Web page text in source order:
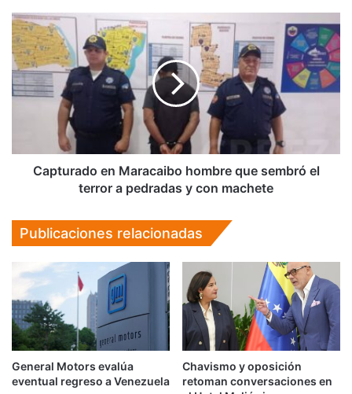
el
mundo
fuman
cigarrillos
electrónicos
Capturado
en
Maracaibo
hombre
que
a
pedradas
machete
Capturado en Maracaibo hombre que sembró el
terror a pedradas y con machete
Publicaciones relacionadas
General Motors evalúa
eventual regreso a Venezuela
Chavismo y oposición
retoman conversaciones en